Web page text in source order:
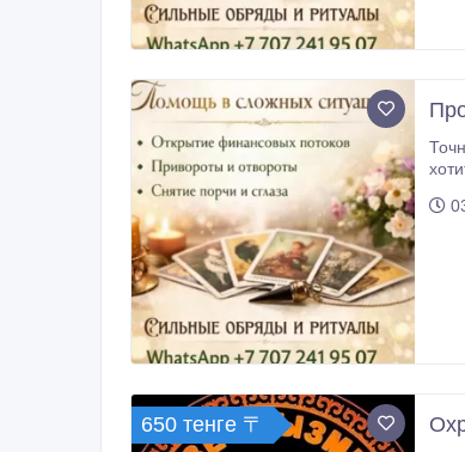
650 тенге 〒